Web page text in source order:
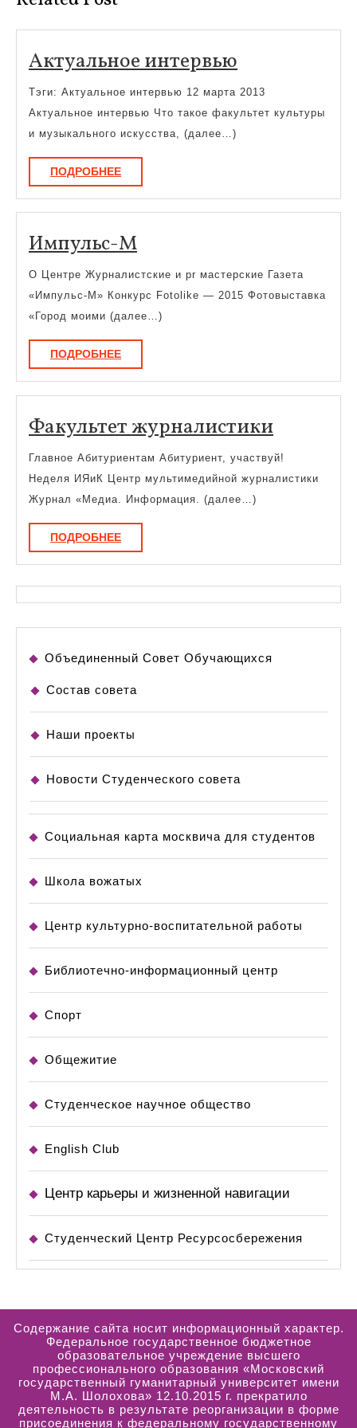
Актуальное интервьюАктуальное
интервью
Тэги: Актуальное интервью 12 марта 2013
Актуальное интервью Что такое факультет культуры
и музыкального искусства, (далее…)
ПОДРОБНЕЕПОДРОБНЕЕ
Импульс-МИмпульс-
М
О Центре Журналистские и pr мастерские Газета
«Импульс-М» Конкурс Fotolike — 2015 Фотовыставка
«Город моими (далее…)
ПОДРОБНЕЕПОДРОБНЕЕ
Факультет журналистики
Главное Абитуриентам Абитуриент, участвуй!
Неделя ИЯиК Центр мультимедийной журналистики
Журнал «Медиа. Информация. (далее…)
ПОДРОБНЕЕПОДРОБНЕЕ
Объединенный Совет Обучающихся
Состав совета
Наши проекты
Новости Студенческого совета
Социальная карта москвича для студентов
Школа вожатых
Центр культурно-воспитательной работы
Библиотечно-информационный центр
Спорт
Общежитие
Студенческое научное общество
English Club
Центр карьеры и жизненной навигации
Студенческий Центр Ресурсосбережения
Содержание сайта носит информационный характер.
Федеральное государственное бюджетное
образовательное учреждение высшего
профессионального образования «Московский
государственный гуманитарный университет имени
М.А. Шолохова» 12.10.2015 г. прекратило
деятельность в результате реорганизации в форме
присоединения к федеральному государственному